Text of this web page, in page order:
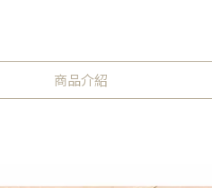
商品介紹